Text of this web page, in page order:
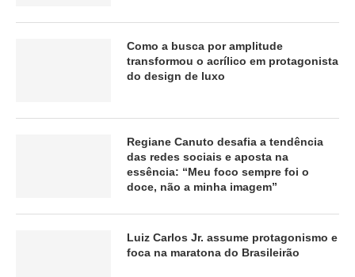
Como a busca por amplitude
transformou o acrílico em protagonista
do design de luxo
Regiane Canuto desafia a tendência
das redes sociais e aposta na
essência: “Meu foco sempre foi o
doce, não a minha imagem”
Luiz Carlos Jr. assume protagonismo e
foca na maratona do Brasileirão